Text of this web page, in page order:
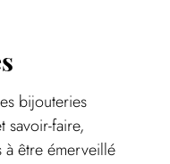
bijouteries
savoir-faire,
à être émerveillé